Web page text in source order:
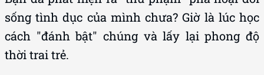
cách "đánh bật" chúng và lấy lại phong độ
thời trai trẻ.
Không cần thuốc thần dược hay phương pháp